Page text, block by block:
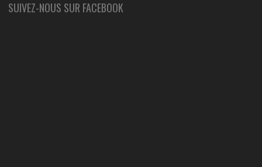
SUIVEZ-NOUS SUR FACEBOOK